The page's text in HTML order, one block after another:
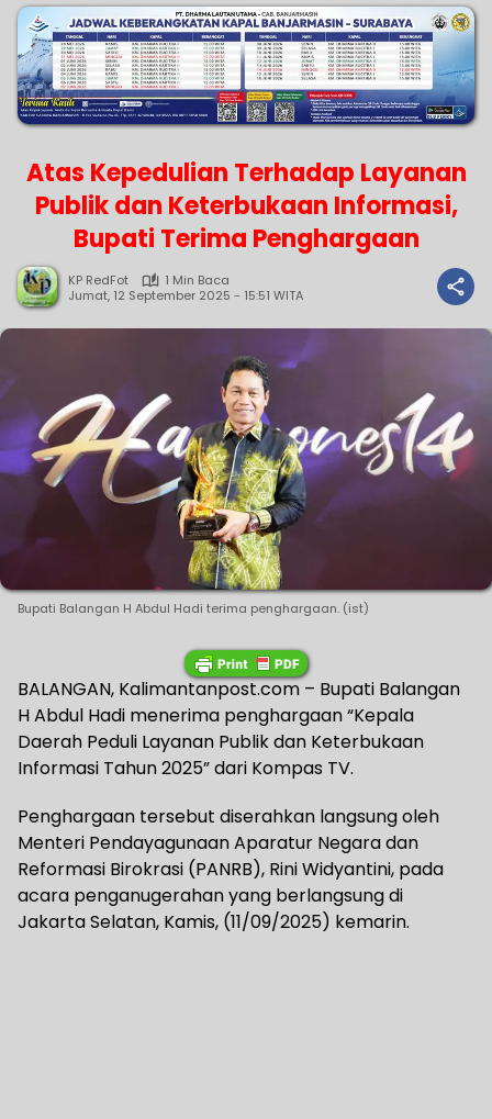
Atas Kepedulian Terhadap Layanan
Publik dan Keterbukaan Informasi,
Bupati Terima Penghargaan
KP RedFot
1 Min Baca
Jumat, 12 September 2025 - 15:51 WITA
Bupati Balangan H Abdul Hadi terima penghargaan. (ist)
BALANGAN, Kalimantanpost.com – Bupati Balangan
H Abdul Hadi menerima penghargaan “Kepala
Daerah Peduli Layanan Publik dan Keterbukaan
Informasi Tahun 2025” dari Kompas TV.
Penghargaan tersebut diserahkan langsung oleh
Menteri Pendayagunaan Aparatur Negara dan
Reformasi Birokrasi (PANRB), Rini Widyantini, pada
acara penganugerahan yang berlangsung di
Jakarta Selatan, Kamis, (11/09/2025) kemarin.